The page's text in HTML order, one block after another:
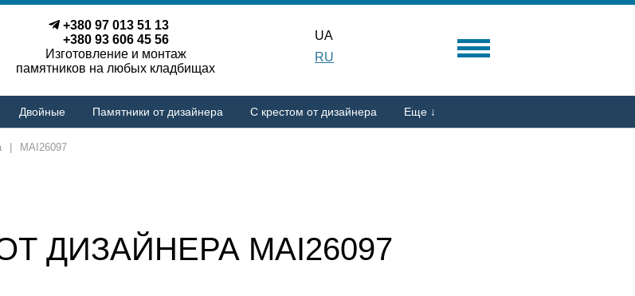
+380 97 013 51 13
+380 93 606 45 56
Изготовление и монтаж
памятников на любых кладбищах
UA
RU
Двойные Памятники от дизайнера С крестом от дизайнера Еще ↓
MAI26097
ДИЗАЙНЕРА MAI26097